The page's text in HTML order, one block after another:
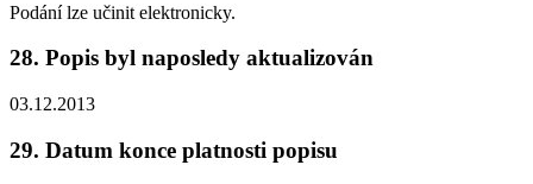
Podání lze učinit elektronicky.
28. Popis byl naposledy aktualizován
03.12.2013
29. Datum konce platnosti popisu